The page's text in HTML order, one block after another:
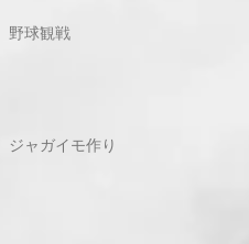
野球観戦
ジャガイモ作り